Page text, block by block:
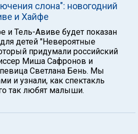
слона": новогодний
и Хайфе
и Тель-Авиве будет показан
детей "Невероятные
придумали российский
Миша Сафронов и
певица Светлана Бень. Мы
и узнали, как спектакль
так любят малыши.